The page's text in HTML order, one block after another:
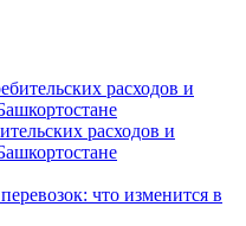
расходов и